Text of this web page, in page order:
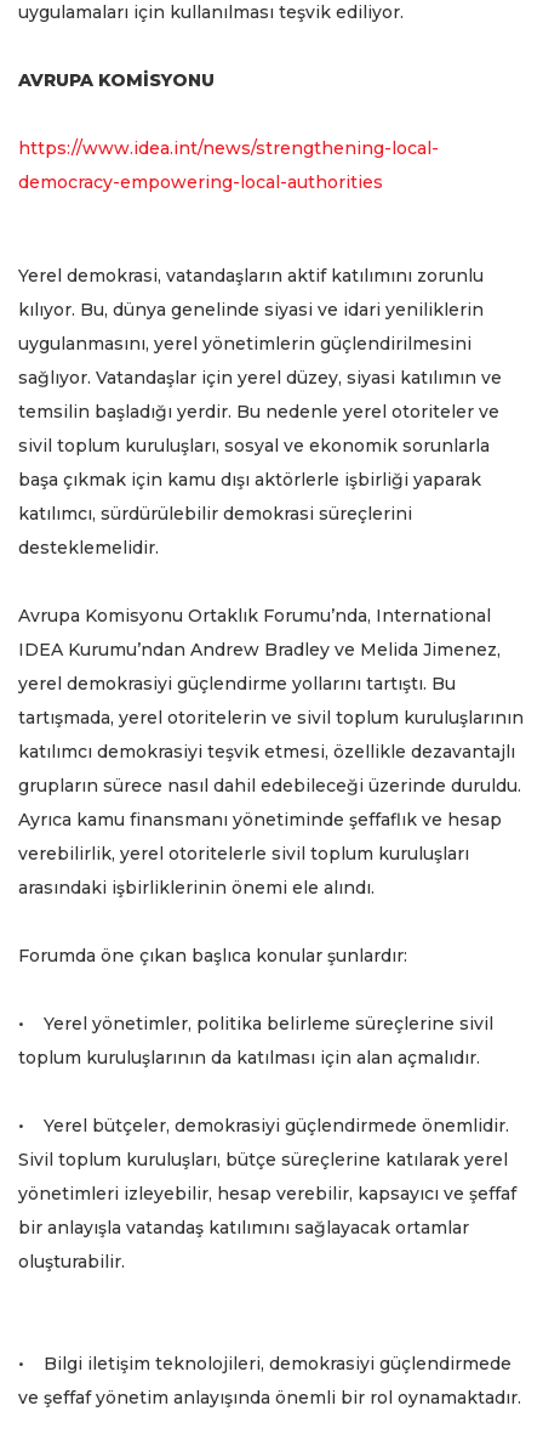
uygulamaları için kullanılması teşvik ediliyor.
AVRUPA KOMİSYONU
https://www.idea.int/news/strengthening-local-
democracy-empowering-local-authorities
Yerel demokrasi, vatandaşların aktif katılımını zorunlu
kılıyor. Bu, dünya genelinde siyasi ve idari yeniliklerin
uygulanmasını, yerel yönetimlerin güçlendirilmesini
sağlıyor. Vatandaşlar için yerel düzey, siyasi katılımın ve
temsilin başladığı yerdir. Bu nedenle yerel otoriteler ve
sivil toplum kuruluşları, sosyal ve ekonomik sorunlarla
başa çıkmak için kamu dışı aktörlerle işbirliği yaparak
katılımcı, sürdürülebilir demokrasi süreçlerini
desteklemelidir.
Avrupa Komisyonu Ortaklık Forumu’nda, International
IDEA Kurumu’ndan Andrew Bradley ve Melida Jimenez,
yerel demokrasiyi güçlendirme yollarını tartıştı. Bu
tartışmada, yerel otoritelerin ve sivil toplum kuruluşlarının
katılımcı demokrasiyi teşvik etmesi, özellikle dezavantajlı
grupların sürece nasıl dahil edebileceği üzerinde duruldu.
Ayrıca kamu finansmanı yönetiminde şeffaflık ve hesap
verebilirlik, yerel otoritelerle sivil toplum kuruluşları
arasındaki işbirliklerinin önemi ele alındı.
Forumda öne çıkan başlıca konular şunlardır:
• Yerel yönetimler, politika belirleme süreçlerine sivil
toplum kuruluşlarının da katılması için alan açmalıdır.
• Yerel bütçeler, demokrasiyi güçlendirmede önemlidir.
Sivil toplum kuruluşları, bütçe süreçlerine katılarak yerel
yönetimleri izleyebilir, hesap verebilir, kapsayıcı ve şeffaf
bir anlayışla vatandaş katılımını sağlayacak ortamlar
oluşturabilir.
• Bilgi iletişim teknolojileri, demokrasiyi güçlendirmede
ve şeffaf yönetim anlayışında önemli bir rol oynamaktadır.